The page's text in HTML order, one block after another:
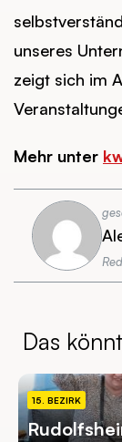
unseres
zeigt sich im
Mehr unter
Das
15. BEZIRK